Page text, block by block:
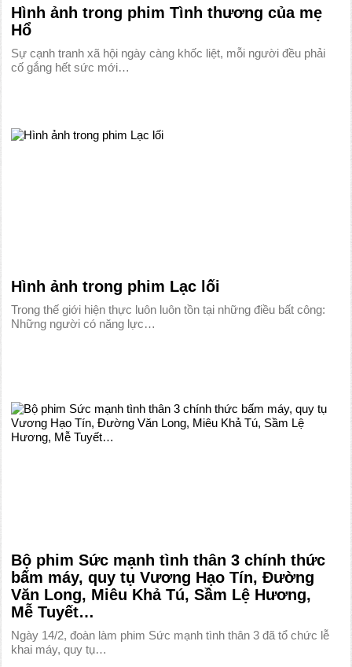
Hình ảnh trong phim Tình thương của mẹ
Hổ
Sự cạnh tranh xã hội ngày càng khốc liệt, mỗi người đều phải
cố gắng hết sức mới…
Hình ảnh trong phim Lạc lối
Trong thế giới hiện thực luôn luôn tồn tại những điều bất công:
Những người có năng lực…
Bộ phim Sức mạnh tình thân 3 chính thức
bấm máy, quy tụ Vương Hạo Tín, Đường
Văn Long, Miêu Khả Tú, Sầm Lệ Hương,
Mễ Tuyết…
Ngày 14/2, đoàn làm phim Sức mạnh tình thân 3 đã tổ chức lễ
khai máy, quy tụ…